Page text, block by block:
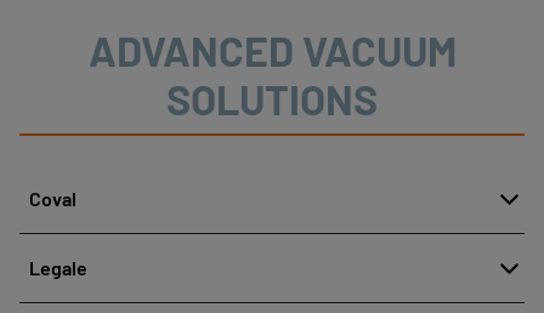
ADVANCED VACUUM
SOLUTIONS
Coval
Storia
Legale